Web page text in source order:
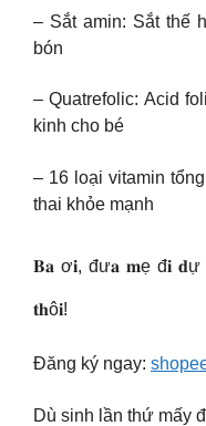
– Sắt amin: Sắt thế
bón
– Quatrefolic: Acid
kinh cho bé
– 16 loại vitamin
thai khỏe mạnh
𝐁𝐚 ơ𝐢, đư𝐚 𝐦ẹ đ𝐢 𝐝ự
𝐭𝐡ô𝐢!
Đăng ký ngay:
Dù sinh lần thứ mấy